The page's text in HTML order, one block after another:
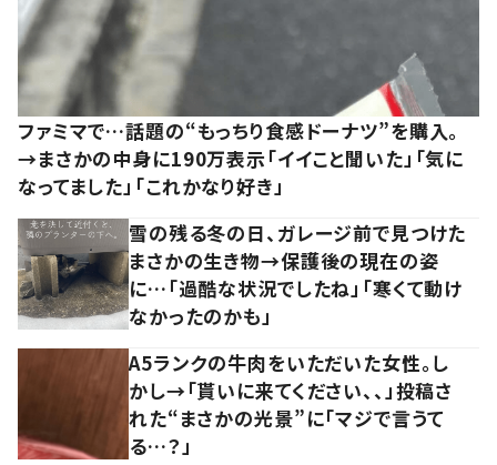
ファミマで…話題の“もっちり食感ドーナツ”を購入。
→まさかの中身に190万表示「イイこと聞いた」「気に
なってました」「これかなり好き」
雪の残る冬の日、ガレージ前で見つけた
まさかの生き物→保護後の現在の姿
に…「過酷な状況でしたね」「寒くて動け
なかったのかも」
A5ランクの牛肉をいただいた女性。し
かし→「貰いに来てください、、」投稿さ
れた“まさかの光景”に「マジで言うて
る…？」